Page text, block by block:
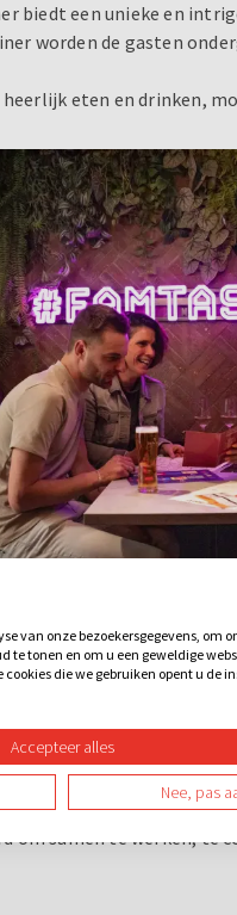
biedt een unieke en
worden de gasten
eten en drinken,
als een
verkennen terwijl ze
om samen te werken, te
van onze bezoekersgegevens, om
te tonen en om u een geweldige
die we gebruiken opent u de
Accepteer alles
Nee, pas